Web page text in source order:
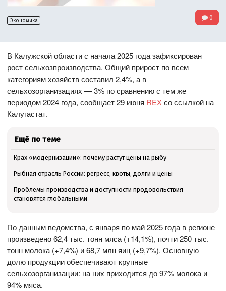
Экономика 0
В Калужской области с начала 2025 года зафиксирован
рост сельхозпроизводства. Общий прирост по всем
категориям хозяйств составил 2,4%, а в
сельхозорганизациях — 3% по сравнению с тем же
периодом 2024 года, сообщает 29 июня REXсо ссылкой на
Калугастат.
Ещё по теме
Крах «модернизации»: почему растут цены на рыбу
Рыбная отрасль России: регресс, квоты, долги и цены
Проблемы производства и доступности продовольствия
становятся глобальными
По данным ведомства, с января по май 2025 года в регионе
произведено 62,4 тыс. тонн мяса (+14,1%), почти 250 тыс.
тонн молока (+7,4%) и 68,7 млн яиц (+9,7%). Основную
долю продукции обеспечивают крупные
сельхозорганизации: на них приходится до 97% молока и
94% мяса.